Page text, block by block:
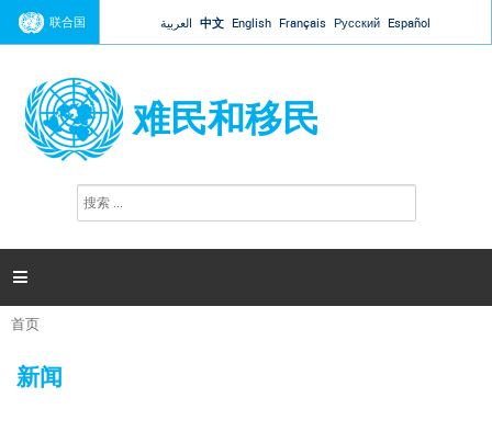
Jump to navigation
联合国 العربية 中文 English Français Русский Español
难民和移民
搜
索

你
在
这
首页
新闻